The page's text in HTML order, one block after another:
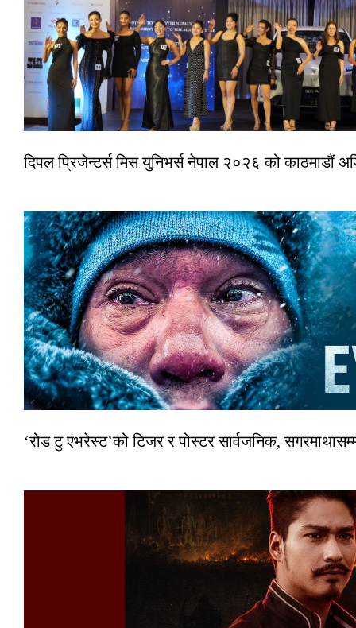
दिपल प्रिजेन्टर्स मिस युनिभर्स नेपाल २०२६ को काठमाडौं
‘रोड टु एभरेस्ट’को टिजर र पोस्टर सार्वजनिक,